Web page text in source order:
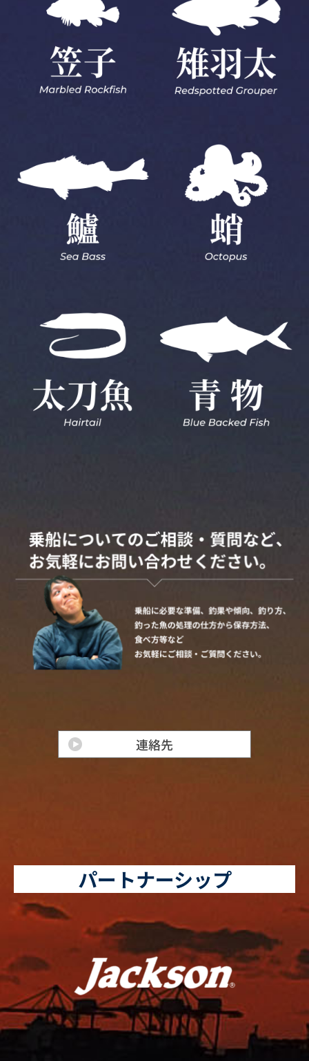
パートナーシップ